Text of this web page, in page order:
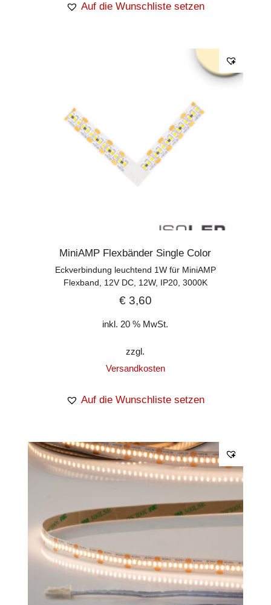
Auf die Wunschliste setzen
MiniAMP Flexbänder Single Color
Eckverbindung leuchtend 1W für MiniAMP
Flexband, 12V DC, 12W, IP20, 3000K
€3,60
inkl. 20 % MwSt.
zzgl.
Versandkosten
Auf die Wunschliste setzen